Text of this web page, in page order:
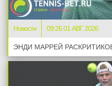
Новости 09:26 01 АВГ 2026
ЭНДИ МАРРЕЙ